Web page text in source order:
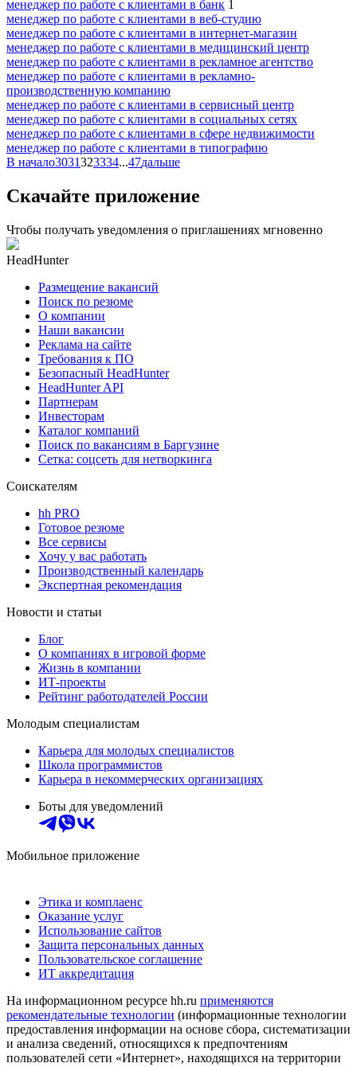
менеджер по работе с клиентами в банк 1
менеджер по работе с клиентами в веб-студию
менеджер по работе с клиентами в интернет-магазин
менеджер по работе с клиентами в медицинский центр
менеджер по работе с клиентами в рекламное агентство
менеджер по работе с клиентами в рекламно-
производственную компанию
менеджер по работе с клиентами в сервисный центр
менеджер по работе с клиентами в социальных сетях
менеджер по работе с клиентами в сфере недвижимости
менеджер по работе с клиентами в типографию
В начало3031323334...47дальше
Скачайте приложение
Чтобы получать уведомления о приглашениях мгновенно
HeadHunter
Размещение вакансий
Поиск по резюме
О компании
Наши вакансии
Реклама на сайте
Требования к ПО
Безопасный HeadHunter
HeadHunter API
Партнерам
Инвесторам
Каталог компаний
Поиск по вакансиям в Баргузине
Сетка: соцсеть для нетворкинга
Соискателям
hh PRO
Готовое резюме
Все сервисы
Хочу у вас работать
Производственный календарь
Экспертная рекомендация
Новости и статьи
Блог
О компаниях в игровой форме
Жизнь в компании
ИТ-проекты
Рейтинг работодателей России
Молодым специалистам
Карьера для молодых специалистов
Школа программистов
Карьера в некоммерческих организациях
Боты для уведомлений
Мобильное приложение
Этика и комплаенс
Оказание услуг
Использование сайтов
Защита персональных данных
Пользовательское соглашение
ИТ аккредитация
На информационном ресурсе hh.ru применяются
рекомендательные технологии (информационные технологии
предоставления информации на основе сбора, систематизации
и анализа сведений, относящихся к предпочтениям
пользователей сети «Интернет», находящихся на территории